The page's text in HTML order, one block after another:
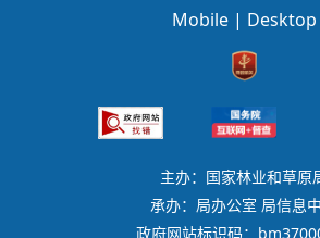
Mobile | Desktop
主办：国家林业和草原
承办：局办公室 局信息
政府网站标识码：